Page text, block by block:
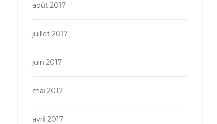
août 2017
juillet 2017
juin 2017
mai 2017
avril 2017